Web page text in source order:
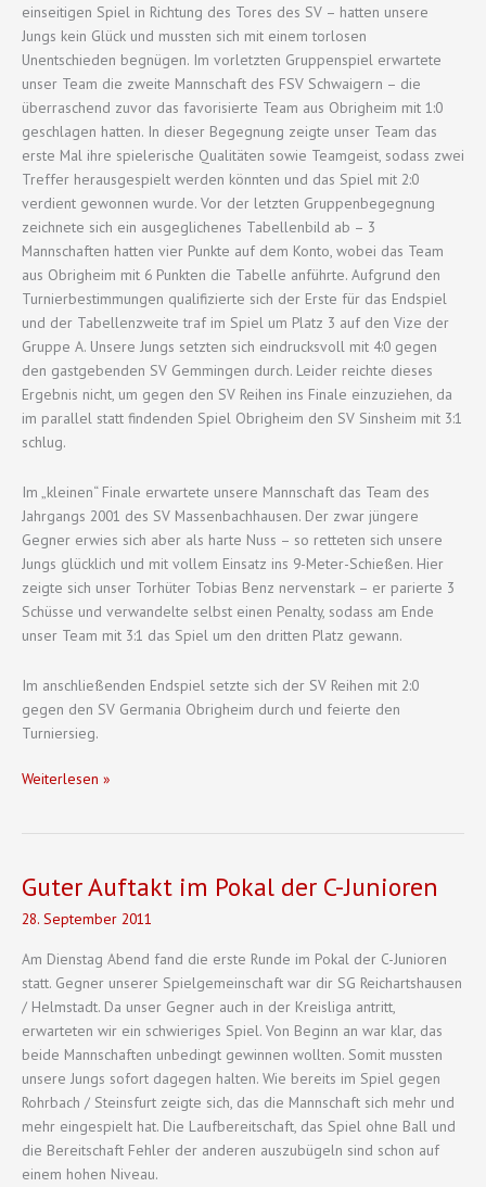
einseitigen Spiel in Richtung des Tores des SV – hatten unsere
Jungs kein Glück und mussten sich mit einem torlosen
Unentschieden begnügen. Im vorletzten Gruppenspiel erwartete
unser Team die zweite Mannschaft des FSV Schwaigern – die
überraschend zuvor das favorisierte Team aus Obrigheim mit 1:0
geschlagen hatten. In dieser Begegnung zeigte unser Team das
erste Mal ihre spielerische Qualitäten sowie Teamgeist, sodass zwei
Treffer herausgespielt werden könnten und das Spiel mit 2:0
verdient gewonnen wurde. Vor der letzten Gruppenbegegnung
zeichnete sich ein ausgeglichenes Tabellenbild ab – 3
Mannschaften hatten vier Punkte auf dem Konto, wobei das Team
aus Obrigheim mit 6 Punkten die Tabelle anführte. Aufgrund den
Turnierbestimmungen qualifizierte sich der Erste für das Endspiel
und der Tabellenzweite traf im Spiel um Platz 3 auf den Vize der
Gruppe A. Unsere Jungs setzten sich eindrucksvoll mit 4:0 gegen
den gastgebenden SV Gemmingen durch. Leider reichte dieses
Ergebnis nicht, um gegen den SV Reihen ins Finale einzuziehen, da
im parallel statt findenden Spiel Obrigheim den SV Sinsheim mit 3:1
schlug.
Im „kleinen“ Finale erwartete unsere Mannschaft das Team des
Jahrgangs 2001 des SV Massenbachhausen. Der zwar jüngere
Gegner erwies sich aber als harte Nuss – so retteten sich unsere
Jungs glücklich und mit vollem Einsatz ins 9-Meter-Schießen. Hier
zeigte sich unser Torhüter Tobias Benz nervenstark – er parierte 3
Schüsse und verwandelte selbst einen Penalty, sodass am Ende
unser Team mit 3:1 das Spiel um den dritten Platz gewann.
Im anschließenden Endspiel setzte sich der SV Reihen mit 2:0
gegen den SV Germania Obrigheim durch und feierte den
Turniersieg.
C-
Weiterlesen »
Guter Auftakt im Pokal der C-Junioren
28. September 2011
Am Dienstag Abend fand die erste Runde im Pokal der C-Junioren
statt. Gegner unserer Spielgemeinschaft war dir SG Reichartshausen
/ Helmstadt. Da unser Gegner auch in der Kreisliga antritt,
erwarteten wir ein schwieriges Spiel. Von Beginn an war klar, das
beide Mannschaften unbedingt gewinnen wollten. Somit mussten
unsere Jungs sofort dagegen halten. Wie bereits im Spiel gegen
Rohrbach / Steinsfurt zeigte sich, das die Mannschaft sich mehr und
mehr eingespielt hat. Die Laufbereitschaft, das Spiel ohne Ball und
die Bereitschaft Fehler der anderen auszubügeln sind schon auf
einem hohen Niveau.